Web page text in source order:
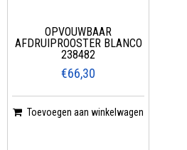
OPVOUWBAAR
AFDRUIPROOSTER BLANCO
238482
€66,30
Toevoegen aan winkelwagen